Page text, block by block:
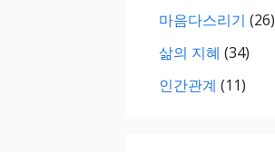
마음다스리기 (26)
삶의 지혜 (34)
인간관계 (11)